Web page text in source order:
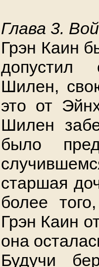
Глава 3.
Грэн Каин
допустил
Шилен,
это от
Шилен
было
старшая
более
Грэн Каин
она
Будучи